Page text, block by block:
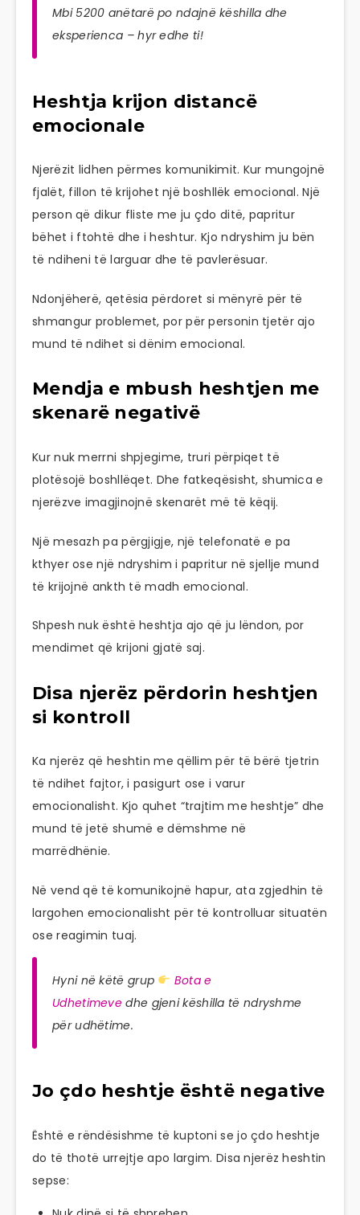
Mbi 5200 anëtarë po ndajnë këshilla dhe
eksperienca – hyr edhe ti!
Heshtja krijon distancë
emocionale
Njerëzit lidhen përmes komunikimit. Kur mungojnë
fjalët, fillon të krijohet një boshllëk emocional. Një
person që dikur fliste me ju çdo ditë, papritur
bëhet i ftohtë dhe i heshtur. Kjo ndryshim ju bën
të ndiheni të larguar dhe të pavlerësuar.
Ndonjëherë, qetësia përdoret si mënyrë për të
shmangur problemet, por për personin tjetër ajo
mund të ndihet si dënim emocional.
Mendja e mbush heshtjen me
skenarë negativë
Kur nuk merrni shpjegime, truri përpiqet të
plotësojë boshllëqet. Dhe fatkeqësisht, shumica e
njerëzve imagjinojnë skenarët më të këqij.
Një mesazh pa përgjigje, një telefonatë e pa
kthyer ose një ndryshim i papritur në sjellje mund
të krijojnë ankth të madh emocional.
Shpesh nuk është heshtja ajo që ju lëndon, por
mendimet që krijoni gjatë saj.
Disa njerëz përdorin heshtjen
si kontroll
Ka njerëz që heshtin me qëllim për të bërë tjetrin
të ndihet fajtor, i pasigurt ose i varur
emocionalisht. Kjo quhet “trajtim me heshtje” dhe
mund të jetë shumë e dëmshme në
marrëdhënie.
Në vend që të komunikojnë hapur, ata zgjedhin të
largohen emocionalisht për të kontrolluar situatën
ose reagimin tuaj.
Hyni në këtë grup
Bota e
Udhetimeve dhe gjeni këshilla të ndryshme
për udhëtime.
Jo çdo heshtje është negative
Është e rëndësishme të kuptoni se jo çdo heshtje
do të thotë urrejtje apo largim. Disa njerëz heshtin
sepse: